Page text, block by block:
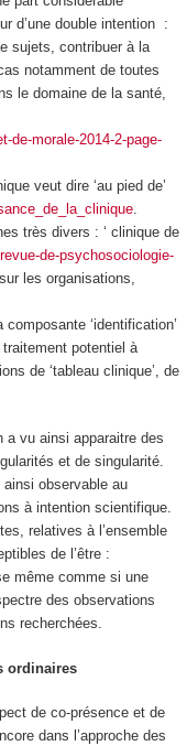
d’une double intention :
sujets, contribuer à la
notamment de toutes
le domaine de la santé,
de-morale-2014-2-page-
veut dire ‘au pied de’
.
très divers : ‘ clinique de
de-psychosociologie-
les organisations,
‘identification’
potentiel à
de ‘tableau clinique’, de
a vu ainsi apparaitre des
et de singularité.
observable au
à intention scientifique.
, relatives à l’ensemble
de l’être :
même comme si une
des observations
recherchées.
ordinaires
de co-présence et de
dans l’approche des